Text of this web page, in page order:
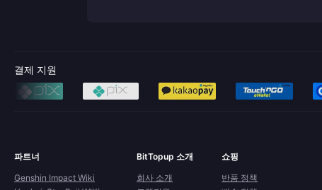
결제 지원
파트너
Genshin Impact Wiki
BitTopup 소개
회사 소개
쇼핑
반품 정책